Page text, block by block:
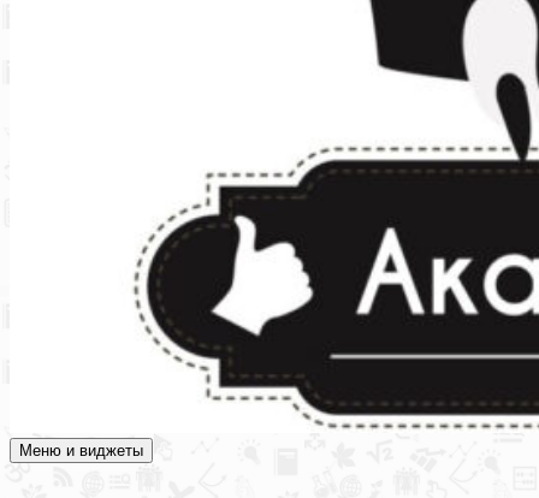
Академия СОВА
Подготовка к ЕГЭ, ОГЭ, ВПР, МЦКО, СтатГрад, КДР, ВОШ,
Меню и виджеты